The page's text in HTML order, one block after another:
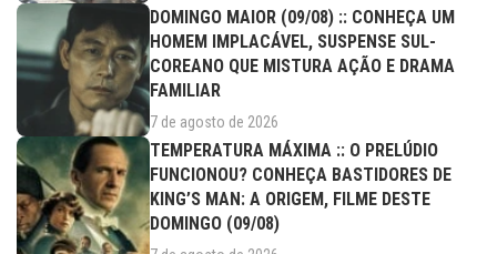
DOMINGO MAIOR (09/08) :: CONHEÇA UM
HOMEM IMPLACÁVEL, SUSPENSE SUL-
COREANO QUE MISTURA AÇÃO E DRAMA
FAMILIAR
7 de agosto de 2026
TEMPERATURA MÁXIMA :: O PRELÚDIO
FUNCIONOU? CONHEÇA BASTIDORES DE
KING’S MAN: A ORIGEM, FILME DESTE
DOMINGO (09/08)